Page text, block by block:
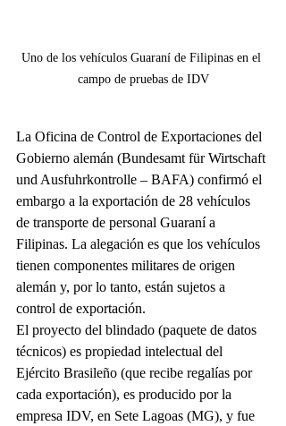
Uno de los vehículos Guaraní de Filipinas en el
campo de pruebas de IDV
La Oficina de Control de Exportaciones del
Gobierno alemán (Bundesamt für Wirtschaft
und Ausfuhrkontrolle – BAFA) confirmó el
embargo a la exportación de 28 vehículos
de transporte de personal Guaraní a
Filipinas. La alegación es que los vehículos
tienen componentes militares de origen
alemán y, por lo tanto, están sujetos a
control de exportación.
El proyecto del blindado (paquete de datos
técnicos) es propiedad intelectual del
Ejército Brasileño (que recibe regalías por
cada exportación), es producido por la
empresa IDV, en Sete Lagoas (MG), y fue